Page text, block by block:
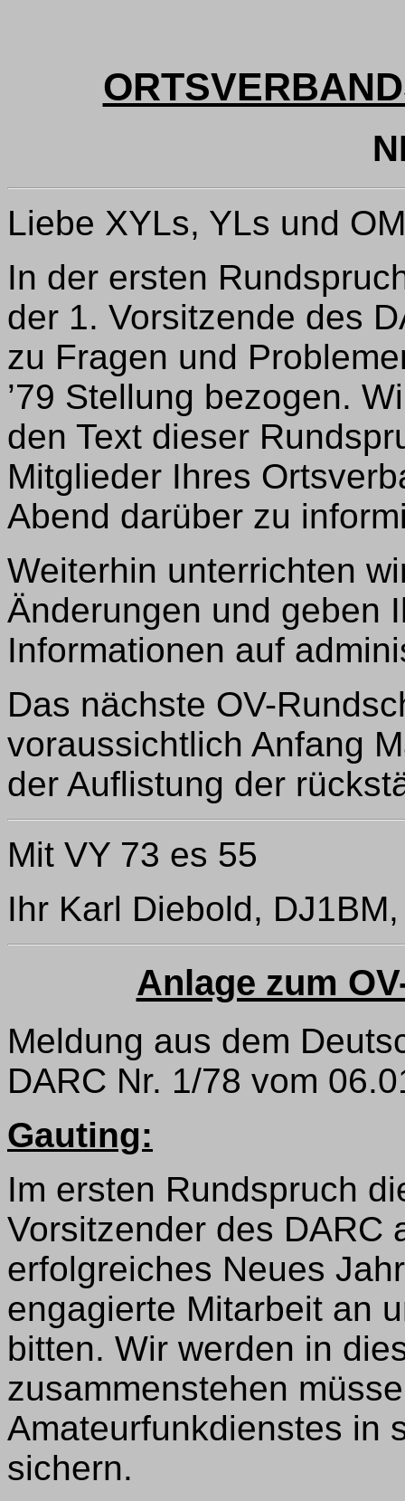
Liebe XYLs, YLs und
In der ersten
der 1. Vorsitzende des
zu Fragen und
’79 Stellung bezogen.
den Text dieser
Mitglieder Ihres
Abend darüber zu
Weiterhin unterrichten
Änderungen und geben
Informationen auf
Das nächste OV-
voraussichtlich Anfang
der Auflistung der
Mit VY 73 es 55
Ihr Karl Diebold,
Anlage zum
Meldung aus dem
DARC Nr. 1/78 vom
Gauting:
Im ersten Rundspruch
Vorsitzender des DARC
erfolgreiches Neues
engagierte Mitarbeit an
bitten. Wir werden in
zusammenstehen
Amateurfunkdienstes in
sichern.